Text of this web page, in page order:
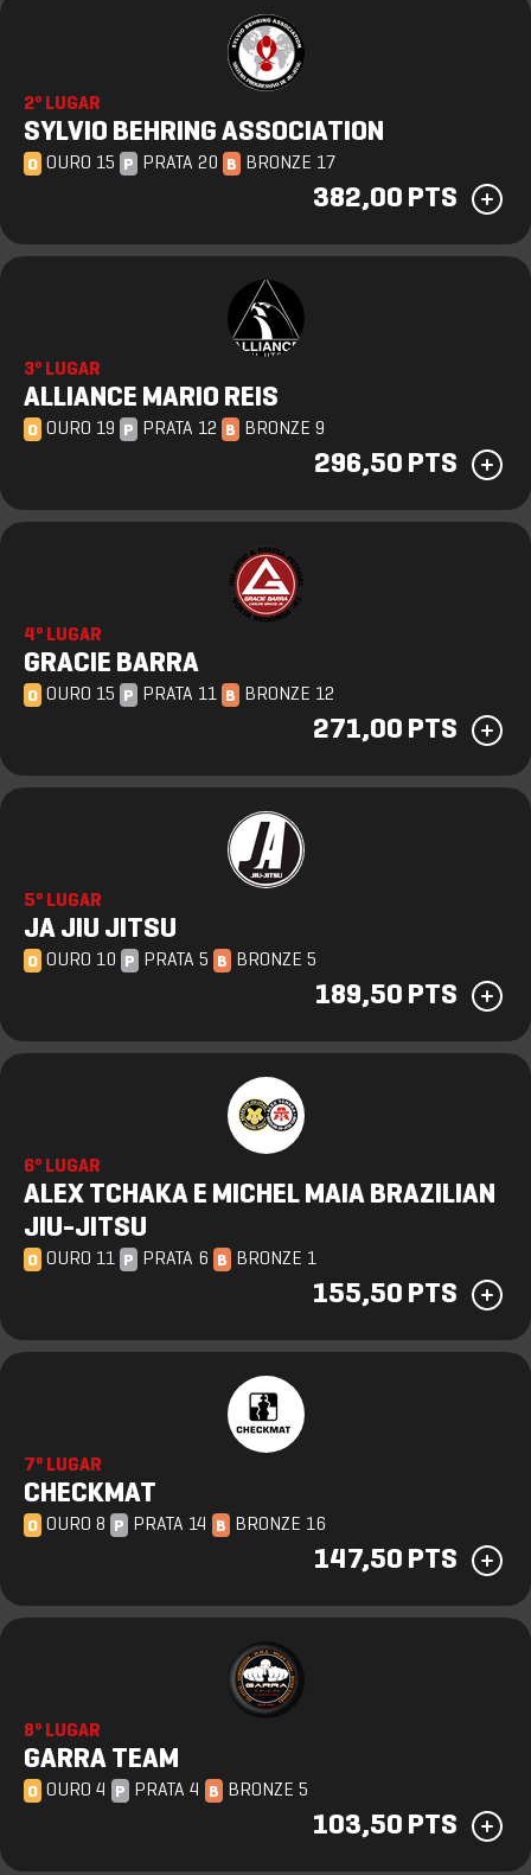
2º LUGAR
SYLVIO BEHRING ASSOCIATION
O OURO 15 P PRATA 20 B BRONZE 17
382,00 PTS
3º LUGAR
ALLIANCE MARIO REIS
O OURO 19 P PRATA 12 B BRONZE 9
296,50 PTS
4º LUGAR
GRACIE BARRA
O OURO 15 P PRATA 11 B BRONZE 12
271,00 PTS
5º LUGAR
JA JIU JITSU
O OURO 10 P PRATA 5 B BRONZE 5
189,50 PTS
6º LUGAR
ALEX TCHAKA E MICHEL MAIA BRAZILIAN
JIU-JITSU
O OURO 11 P PRATA 6 B BRONZE 1
155,50 PTS
7º LUGAR
CHECKMAT
O OURO 8 P PRATA 14 B BRONZE 16
147,50 PTS
8º LUGAR
GARRA TEAM
O OURO 4 P PRATA 4 B BRONZE 5
103,50 PTS